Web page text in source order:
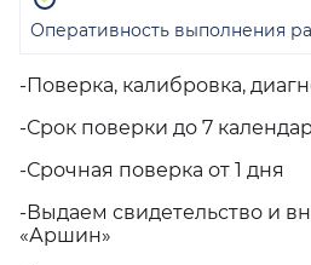
-Поверка, калибровка,
-Срок поверки до 7
-Срочная поверка от 1 дня
-Выдаем свидетельство и
«Аршин»
Оперативность выполнения